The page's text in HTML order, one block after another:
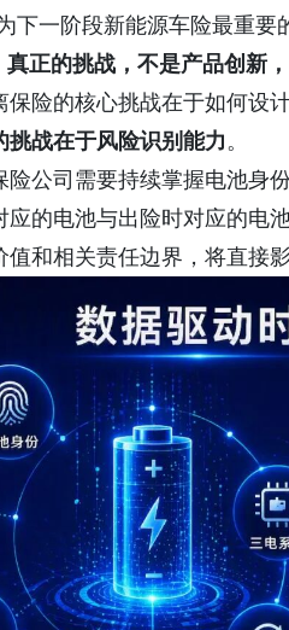
下一阶段新能源车险最重要
真正的挑战，不是产品创新
保险的核心挑战在于如何设
战在于风险识别能力。
险公司需要持续掌握电池身
应的电池与出险时对应的电
和相关责任边界，将直接